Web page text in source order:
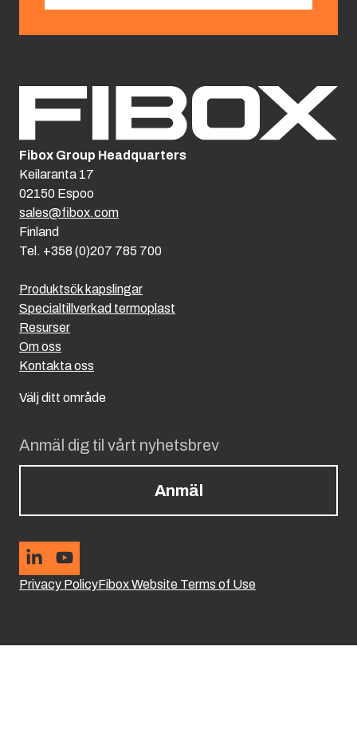
Anmäl dig til vårt nyhetsbrev
Anmäl
Privacy PolicyFibox Website Terms of Use
Produktsök kapslingar
Specialtillverkad termoplast
Resurser
Om oss
Kontakta oss
Välj ditt område
Fibox Group Headquarters
Keilaranta 17
02150 Espoo
sales@fibox.com
Finland
Tel. +358 (0)207 785 700